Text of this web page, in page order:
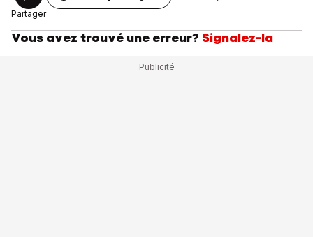
Partager
Vous avez trouvé une erreur? Signalez-la